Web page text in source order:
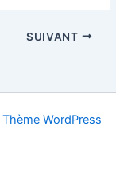
SUIVANT
Thème WordPress